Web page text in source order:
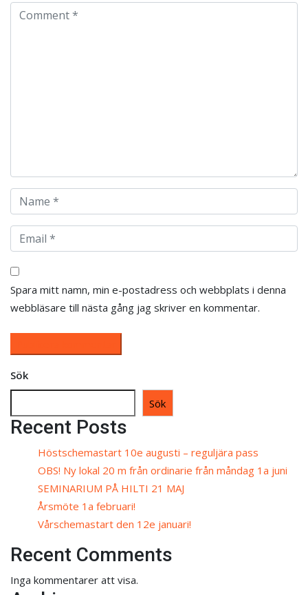
Spara mitt namn, min e-postadress och webbplats i denna
webbläsare till nästa gång jag skriver en kommentar.
Sök
Sök
Recent Posts
Höstschemastart 10e augusti – reguljära pass
OBS! Ny lokal 20 m från ordinarie från måndag 1a juni
SEMINARIUM PÅ HILTI 21 MAJ
Årsmöte 1a februari!
Vårschemastart den 12e januari!
Recent Comments
Inga kommentarer att visa.